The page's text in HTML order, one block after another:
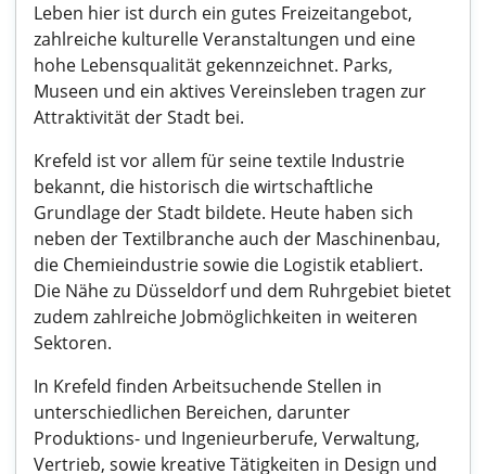
Leben hier ist durch ein gutes Freizeitangebot,
zahlreiche kulturelle Veranstaltungen und eine
hohe Lebensqualität gekennzeichnet. Parks,
Museen und ein aktives Vereinsleben tragen zur
Attraktivität der Stadt bei.
Krefeld ist vor allem für seine textile Industrie
bekannt, die historisch die wirtschaftliche
Grundlage der Stadt bildete. Heute haben sich
neben der Textilbranche auch der Maschinenbau,
die Chemieindustrie sowie die Logistik etabliert.
Die Nähe zu Düsseldorf und dem Ruhrgebiet bietet
zudem zahlreiche Jobmöglichkeiten in weiteren
Sektoren.
In Krefeld finden Arbeitsuchende Stellen in
unterschiedlichen Bereichen, darunter
Produktions- und Ingenieurberufe, Verwaltung,
Vertrieb, sowie kreative Tätigkeiten in Design und